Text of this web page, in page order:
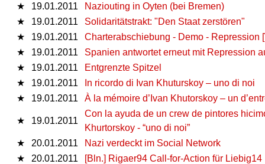
★
19.01.2011
Naziouting in Oyten (bei Bremen)
★
19.01.2011
Solidaritätstrakt: "Den Staat zerstören"
★
19.01.2011
Charterabschiebung - Demo - Repression
★
19.01.2011
Spanien antwortet erneut mit Repression
★
19.01.2011
Entgrenzte Spitzel
★
19.01.2011
In ricordo di Ivan Khuturskoy – uno di noi
★
19.01.2011 À la mémoire d’Ivan Khutorskoy – un
★ 19.01.2011
Con la ayuda de un crew de pintores
Khurtorskoy - “uno di noi”
★
20.01.2011
Nazi verdeckt im Social Network
★
20.01.2011
[Bln.] Rigaer94 Call-for-Action für Liebig14